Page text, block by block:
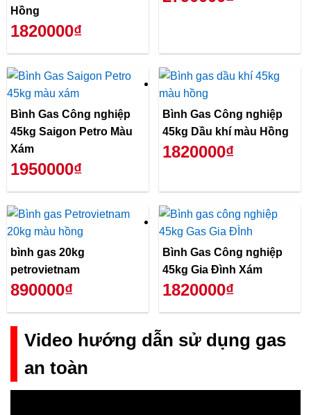
Hồng
1820000₫
Bình Gas Công nghiệp
45kg Saigon Petro Màu
Xám
1950000₫
Bình Gas Công nghiệp
45kg Dầu khí màu Hồng
1820000₫
bình gas 20kg
petrovietnam
890000₫
Bình Gas Công nghiệp
45kg Gia Đình Xám
1820000₫
Video hướng dẫn sử dụng gas
an toàn